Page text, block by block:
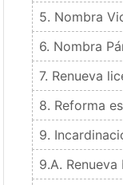
5. Nombra
6. Nombra
7. Renueva
8. Reforma
9.
9.A.